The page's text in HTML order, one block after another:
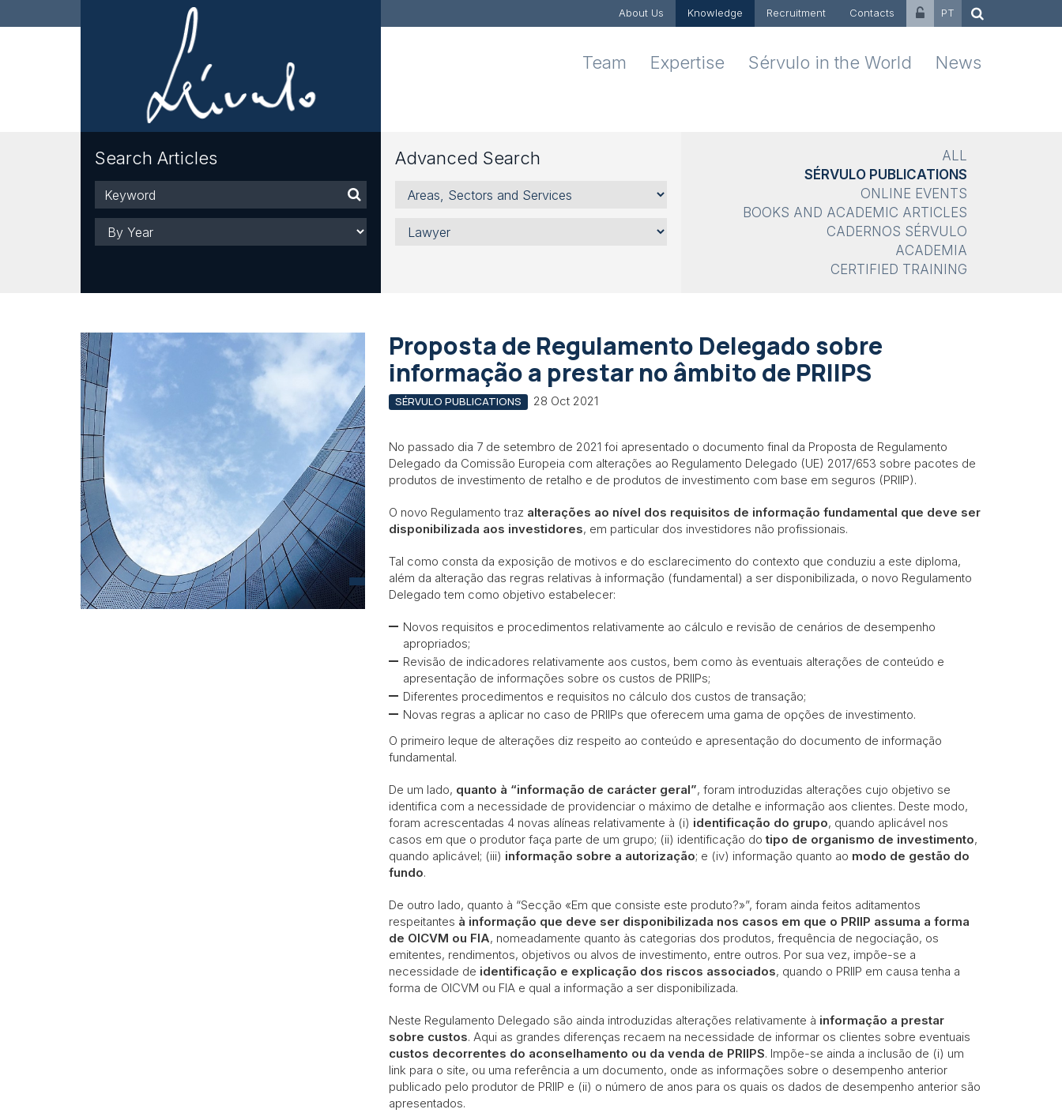
About Us Knowledge Recruitment Contacts PT
Team Expertise Sérvulo in the World News
Search Articles
Keyword
Year
Advanced Search
Areas,
Sectors
Services
Lawyer
ALL
SÉRVULO PUBLICATIONS
ONLINE EVENTS
BOOKS AND ACADEMIC ARTICLES
CADERNOS SÉRVULO
ACADEMIA
CERTIFIED TRAINING
Proposta de Regulamento Delegado sobre
informação a prestar no âmbito de PRIIPS
SÉRVULO PUBLICATIONS 28 Oct 2021
No passado dia 7 de setembro de 2021 foi apresentado o documento final da Proposta de Regulamento
Delegado da Comissão Europeia com alterações ao Regulamento Delegado (UE) 2017/653 sobre pacotes de
produtos de investimento de retalho e de produtos de investimento com base em seguros (PRIIP).
O novo Regulamento traz alterações ao nível dos requisitos de informação fundamental que deve ser
disponibilizada aos investidores, em particular dos investidores não profissionais.
Tal como consta da exposição de motivos e do esclarecimento do contexto que conduziu a este diploma,
além da alteração das regras relativas à informação (fundamental) a ser disponibilizada, o novo Regulamento
Delegado tem como objetivo estabelecer:
Novos requisitos e procedimentos relativamente ao cálculo e revisão de cenários de desempenho
apropriados;
Revisão de indicadores relativamente aos custos, bem como às eventuais alterações de conteúdo e
apresentação de informações sobre os custos de PRIIPs;
Diferentes procedimentos e requisitos no cálculo dos custos de transação;
Novas regras a aplicar no caso de PRIIPs que oferecem uma gama de opções de investimento.
O primeiro leque de alterações diz respeito ao conteúdo e apresentação do documento de informação
fundamental.
De um lado, quanto à “informação de carácter geral”, foram introduzidas alterações cujo objetivo se
identifica com a necessidade de providenciar o máximo de detalhe e informação aos clientes. Deste modo,
foram acrescentadas 4 novas alíneas relativamente à (i) identificação do grupo, quando aplicável nos
casos em que o produtor faça parte de um grupo; (ii) identificação dotipo de organismo de investimento,
quando aplicável; (iii) informação sobre a autorização; e (iv) informação quanto ao modo de gestão do
fundo.
De outro lado, quanto à “Secção «Em que consiste este produto?»”, foram ainda feitos aditamentos
respeitantes à informação que deve ser disponibilizada nos casos em que o PRIIP assuma a forma
de OICVM ou FIA, nomeadamente quanto às categorias dos produtos, frequência de negociação, os
emitentes, rendimentos, objetivos ou alvos de investimento, entre outros. Por sua vez, impõe-se a
necessidade de identificação e explicação dos riscos associados, quando o PRIIP em causa tenha a
forma de OICVM ou FIA e qual a informação a ser disponibilizada.
Neste Regulamento Delegado são ainda introduzidas alterações relativamente à informação a prestar
sobre custos. Aqui as grandes diferenças recaem na necessidade de informar os clientes sobre eventuais
custos decorrentes do aconselhamento ou da venda de PRIIPS. Impõe-se ainda a inclusão de (i) um
link para o site, ou uma referência a um documento, onde as informações sobre o desempenho anterior
publicado pelo produtor de PRIIP e (ii) o número de anos para os quais os dados de desempenho anterior são
apresentados.